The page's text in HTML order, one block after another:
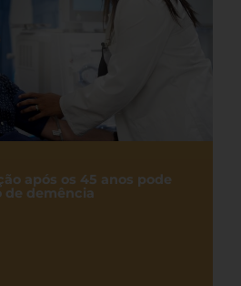
após os 45 anos pode
de demência